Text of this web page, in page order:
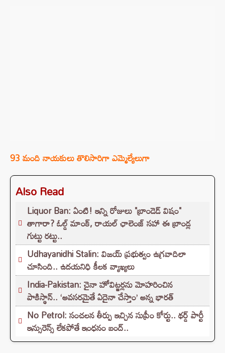
93 మంది నాయకులు తొలిసారిగా ఎమ్మెల్యేలుగా
Also Read
Liquor Ban: ఏంటి! ఇన్ని రోజులు "బ్రాండెడ్ విషం"
తాగారా? ఓల్డ్ మాంక్, రాయల్ ఛాలెంజ్‌ సహా ఈ బ్రాండ్ల
గుట్టు రట్టు..
Udhayanidhi Stalin: విజయ్ ప్రభుత్వం ఉగ్రవాదిలా
చూసింది.. ఉదయనిధి కీలక వ్యాఖ్యలు
India-Pakistan: చైనా హోవిట్జర్లను మోహరించిన
పాకిస్థాన్.. ‘అవసరమైతే ఏదైనా చేస్తాం’ అన్న భారత్
No Petrol: సంచలన తీర్పు ఇచ్చిన సుప్రీం కోర్టు.. థర్డ్ పార్టీ
ఇన్సురెన్స్ లేకపోతే ఇంధనం బంద్..